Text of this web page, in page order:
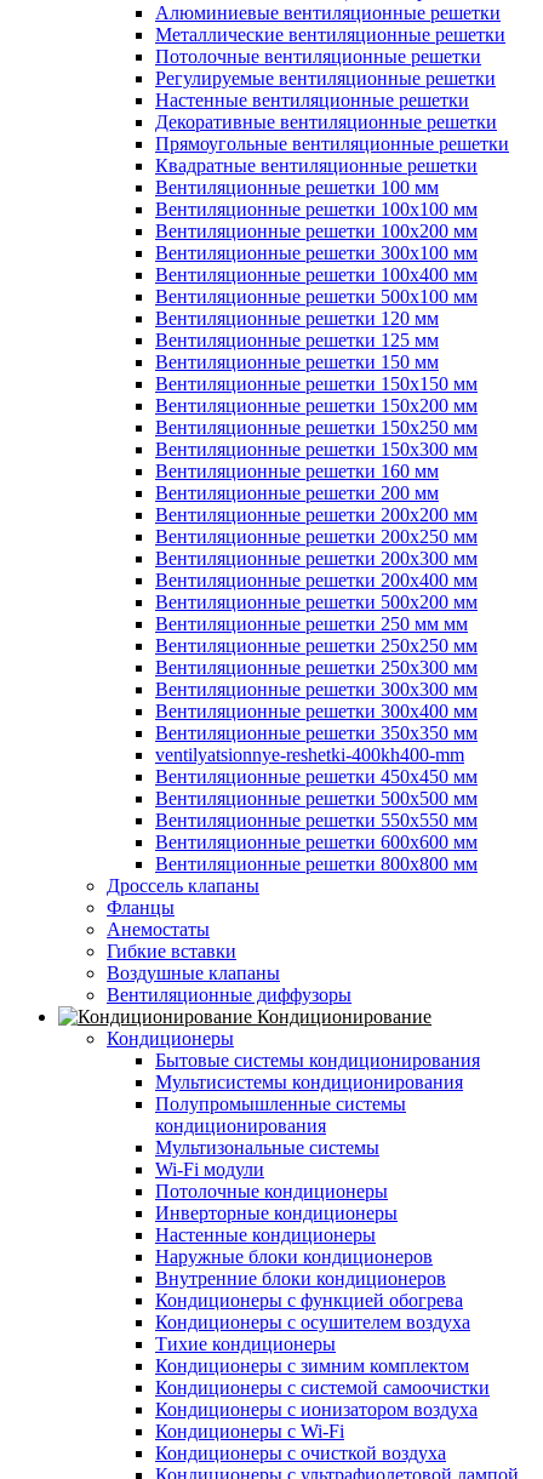
Алюминиевые вентиляционные решетки
Металлические вентиляционные решетки
Потолочные вентиляционные решетки
Регулируемые вентиляционные решетки
Настенные вентиляционные решетки
Декоративные вентиляционные решетки
Прямоугольные вентиляционные решетки
Квадратные вентиляционные решетки
Вентиляционные решетки 100 мм
Вентиляционные решетки 100х100 мм
Вентиляционные решетки 100х200 мм
Вентиляционные решетки 300х100 мм
Вентиляционные решетки 100х400 мм
Вентиляционные решетки 500х100 мм
Вентиляционные решетки 120 мм
Вентиляционные решетки 125 мм
Вентиляционные решетки 150 мм
Вентиляционные решетки 150х150 мм
Вентиляционные решетки 150х200 мм
Вентиляционные решетки 150х250 мм
Вентиляционные решетки 150х300 мм
Вентиляционные решетки 160 мм
Вентиляционные решетки 200 мм
Вентиляционные решетки 200х200 мм
Вентиляционные решетки 200х250 мм
Вентиляционные решетки 200х300 мм
Вентиляционные решетки 200х400 мм
Вентиляционные решетки 500х200 мм
Вентиляционные решетки 250 мм мм
Вентиляционные решетки 250х250 мм
Вентиляционные решетки 250х300 мм
Вентиляционные решетки 300х300 мм
Вентиляционные решетки 300х400 мм
Вентиляционные решетки 350х350 мм
ventilyatsionnye-reshetki-400kh400-mm
Вентиляционные решетки 450х450 мм
Вентиляционные решетки 500х500 мм
Вентиляционные решетки 550х550 мм
Вентиляционные решетки 600х600 мм
Вентиляционные решетки 800х800 мм
Дроссель клапаны
Фланцы
Анемостаты
Гибкие вставки
Воздушные клапаны
Вентиляционные диффузоры
Кондиционирование
Кондиционеры
Бытовые системы кондиционирования
Мультисистемы кондиционирования
Полупромышленные системы
кондиционирования
Мультизональные системы
Wi-Fi модули
Потолочные кондиционеры
Инверторные кондиционеры
Настенные кондиционеры
Наружные блоки кондиционеров
Внутренние блоки кондиционеров
Кондиционеры с функцией обогрева
Кондиционеры с осушителем воздуха
Тихие кондиционеры
Кондиционеры с зимним комплектом
Кондиционеры с системой самоочистки
Кондиционеры с ионизатором воздуха
Кондиционеры с Wi-Fi
Кондиционеры с очисткой воздуха
Кондиционеры с ультрафиолетовой лампой